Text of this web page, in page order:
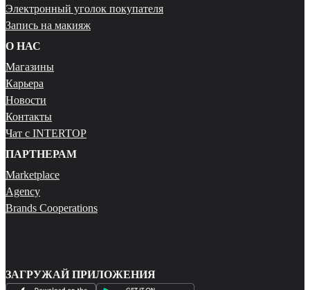
Электронный уголок покупателя
Запись на макияж
О НАС
Магазины
Карьера
Новости
Контакты
Чат с INTERTOP
ПАРТНЕРАМ
Marketplace
Agency
Brands Cooperations
ЗАГРУЖАЙ ПРИЛОЖЕНИЯ